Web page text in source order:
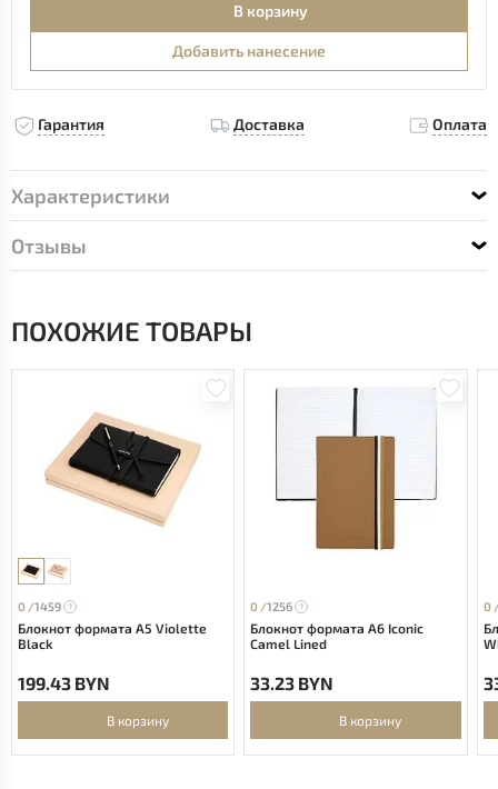
В корзину
Добавить нанесение
Гарантия Доставка Оплата
Характеристики
Отзывы
ПОХОЖИЕ ТОВАРЫ
0 /1459
Блокнот формата А5 Violette
Black
199.43 BYN
В корзину
0 /1256
Блокнот формата А6 Iconic
Camel Lined
33.23 BYN
В корзину
0